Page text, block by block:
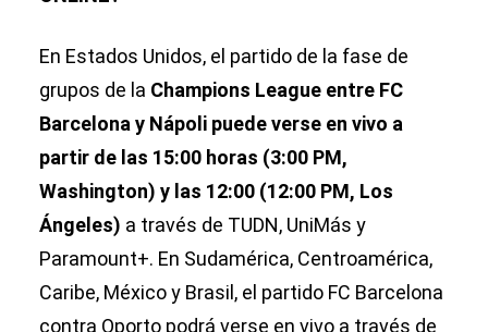
En Estados Unidos, el partido de la fase de
grupos de la Champions League entre FC
Barcelona y Nápoli puede verse en vivo a
partir de las 15:00 horas (3:00 PM,
Washington) y las 12:00 (12:00 PM, Los
Ángeles) a través de TUDN, UniMás y
Paramount+. En Sudamérica, Centroamérica,
Caribe, México y Brasil, el partido FC Barcelona
contra Oporto podrá verse en vivo a través de